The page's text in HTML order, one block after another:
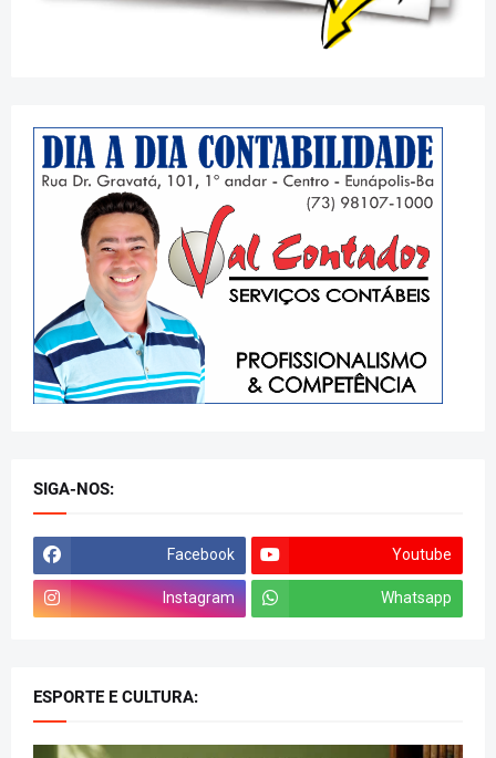
SIGA-NOS:
Facebook Youtube
Instagram Whatsapp
ESPORTE E CULTURA: